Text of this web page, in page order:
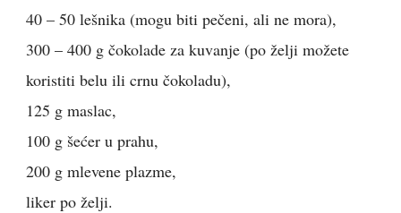
40 – 50 lešnika (mogu biti pečeni, ali ne mora),
300 – 400 g čokolade za kuvanje (po želji možete
koristiti belu ili crnu čokoladu),
125 g maslac,
100 g šećer u prahu,
200 g mlevene plazme,
liker po želji.